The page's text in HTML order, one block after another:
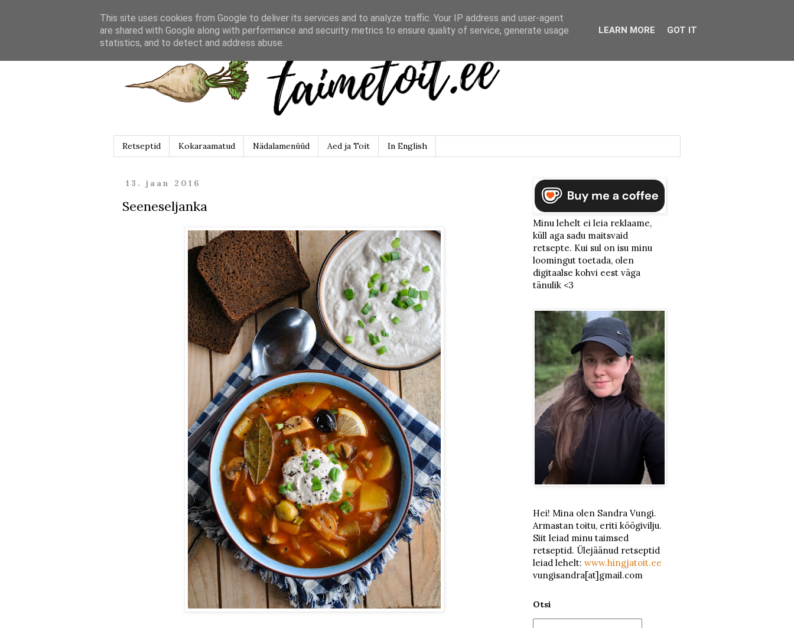
Retseptid Kokaraamatud Nädalamenüüd Aed ja Toit In English
13. jaan 2016
Seeneseljanka
Minu lehelt ei leia reklaame,
küll aga sadu maitsvaid
retsepte. Kui sul on isu minu
loomingut toetada, olen
digitaalse kohvi eest väga
tänulik <3
Hei! Mina olen Sandra Vungi.
Armastan toitu, eriti köögivilju.
Siit leiad minu taimsed
retseptid. Ülejäänud retseptid
leiad lehelt: www.hingjatoit.ee
vungisandra[at]gmail.com
Otsi
This site uses cookies from Google to deliver its services and to analyze traffic. Your IP address and user-agent
are shared with Google along with performance and security metrics to ensure quality of service, generate usage
statistics, and to detect and address abuse.
LEARN MORE GOT IT